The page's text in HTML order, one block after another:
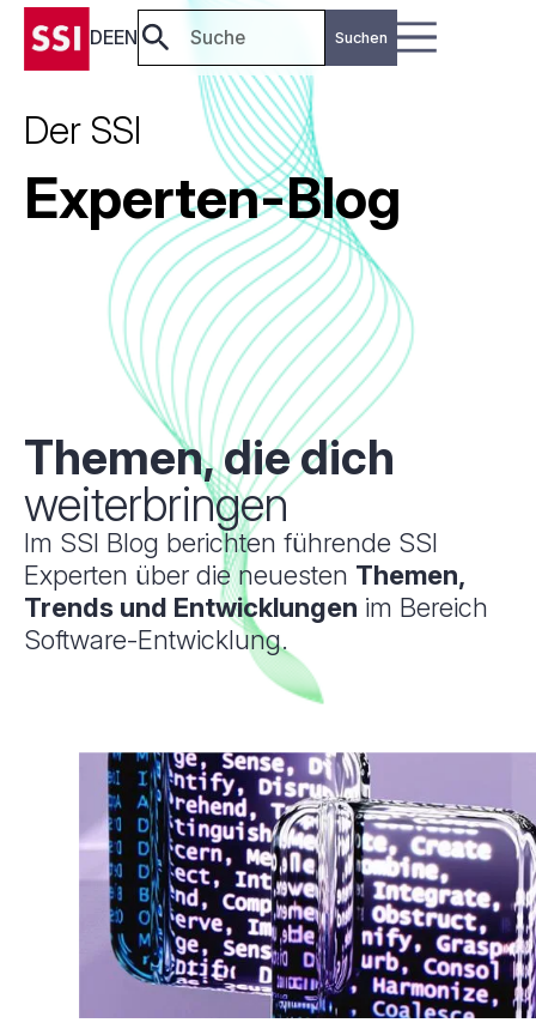
DEEN
Der SSI
Experten-Blog
Themen, die dich
weiterbringen
Im SSI Blog berichten führende SSI
Experten über die neuesten Themen,
Trends und Entwicklungen im Bereich
Software-Entwicklung.